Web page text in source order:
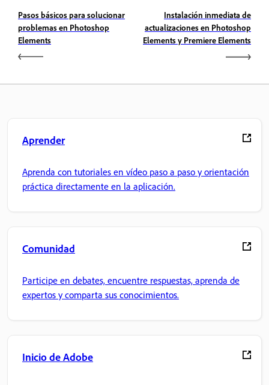
Pasos básicos para solucionar
problemas en Photoshop
Elements
Instalación inmediata de
actualizaciones en Photoshop
Elements y Premiere Elements
Aprender
Aprenda con tutoriales en vídeo paso a paso y orientación
práctica directamente en la aplicación.
Comunidad
Participe en debates, encuentre respuestas, aprenda de
expertos y comparta sus conocimientos.
Inicio de Adobe